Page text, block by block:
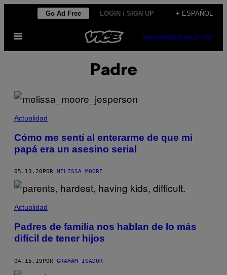
contenido
Go Ad Free LOGIN / SIGN UP + ESPAÑOL
Abrir
SUBSCRIBENEWSLETTER
Padre
Actualidad
Cómo me sentí al enterarme de que mi
papá era un asesino serial
05.13.20 POR MELISSA MOORE
Actualidad
Padres de familia nos hablan de lo más
difícil de tener hijos
04.15.19POR GRAHAM ISADOR